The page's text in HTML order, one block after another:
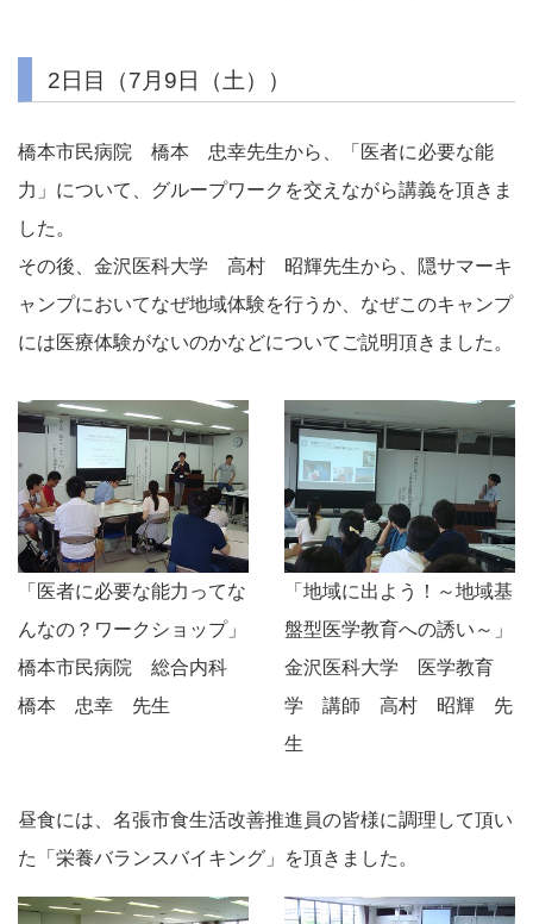
2日目（7月9日（土））
橋本市民病院 橋本 忠幸先生から、「医者に必要な能
力」について、グループワークを交えながら講義を頂きま
した。
その後、金沢医科大学 高村 昭輝先生から、隠サマーキ
ャンプにおいてなぜ地域体験を行うか、なぜこのキャンプ
には医療体験がないのかなどについてご説明頂きました。
「医者に必要な能力ってな
んなの？ワークショップ」
橋本市民病院 総合内科
橋本 忠幸 先生
「地域に出よう！～地域基
盤型医学教育への誘い～」
金沢医科大学 医学教育
学 講師 高村 昭輝 先
生
昼食には、名張市食生活改善推進員の皆様に調理して頂い
た「栄養バランスバイキング」を頂きました。